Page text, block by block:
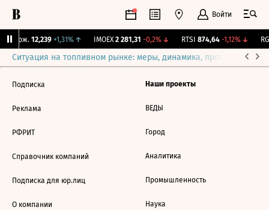
Войти
Бирж. 12,239 +1,31%↑ IMOEX 2 281,31 -0,2%↓ RTSI 874,64 -1,12%↓
Ситуация на топливном рынке: меры, динамика, прогнозы
Подписка
Реклама
РФРИТ
Справочник компаний
Подписка для юр.лиц
О компании
Наши проекты
ВЕДЫ
Город
Аналитика
Промышленность
Наука